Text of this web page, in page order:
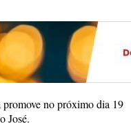
no próximo dia 19
José.